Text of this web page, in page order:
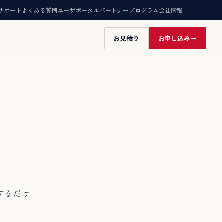
ポート よくある質問ユーザポータルパートナープログラム会社情報
お見積り お申し込み
るだけ